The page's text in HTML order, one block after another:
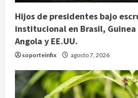
Hijos de presidentes bajo
institucional en Brasil,
Angola y EE.UU.
soporteinfix agosto 7, 2026